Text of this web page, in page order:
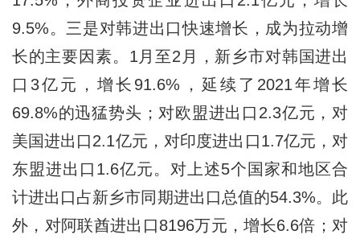
9.5%。三是对韩进出口快速增长，成为拉动增
长的主要因素。1月至2月，新乡市对韩国进出
口3亿元，增长91.6%，延续了2021年增长
69.8%的迅猛势头；对欧盟进出口2.3亿元，对
美国进出口2.1亿元，对印度进出口1.7亿元，对
东盟进出口1.6亿元。对上述5个国家和地区合
计进出口占新乡市同期进出口总值的54.3%。此
外，对阿联酋进出口8196万元，增长6.6倍；对